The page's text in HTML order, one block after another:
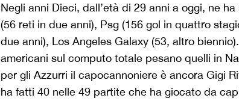
Negli anni Dieci, dall’età di 29 anni a oggi, ne
(56 reti in due anni), Psg (156 gol in quattro
due anni), Los Angeles Galaxy (53, altro
americani sul computo totale pesano quelli in
per gli Azzurri il capocannoniere è ancora Gigi
ha fatti 40 nelle 49 partite che ha giocato da